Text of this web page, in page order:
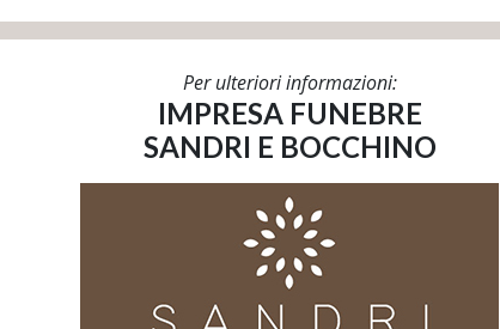
Per ulteriori informazioni:
IMPRESA FUNEBRE
SANDRI E BOCCHINO